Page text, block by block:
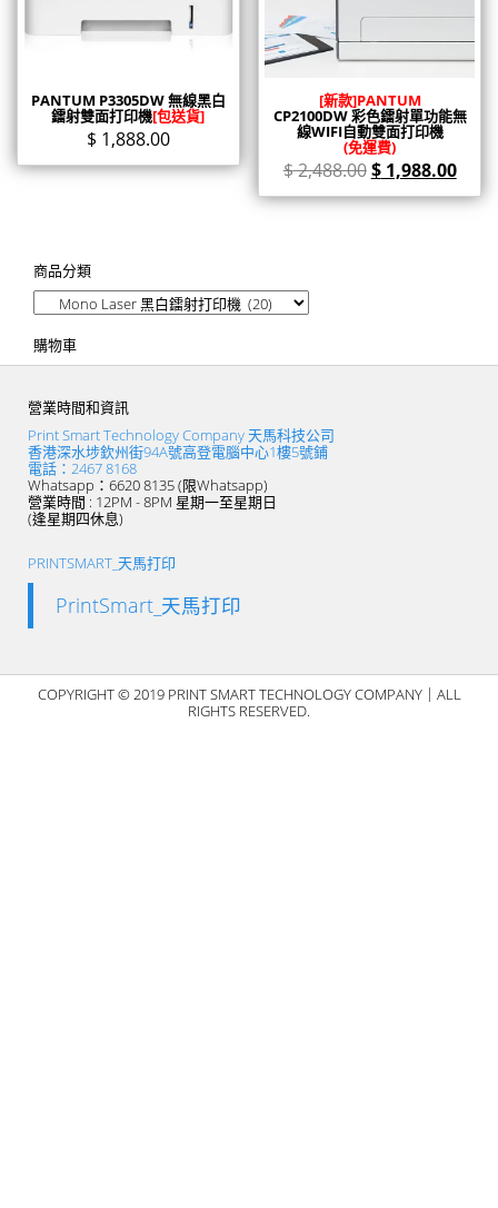
PANTUM P3305DW 無線黑白
鐳射雙面打印機[包送貨]
$ 1,888.00
[新款]PANTUM
CP2100DW 彩色鐳射單功能無
線WIFI自動雙面打印機
(免運費)
$2,488.00$1,988.00
商品分類
購物車
營業時間和資訊
Print Smart Technology Company 天馬科技公司
香港深水埗欽州街94A號高登電腦中心1樓5號鋪
電話：2467 8168
Whatsapp：6620 8135 (限Whatsapp)
營業時間 : 12PM - 8PM 星期一至星期日
(逢星期四休息)
PRINTSMART_天馬打印
PrintSmart_天馬打印
COPYRIGHT © 2019 PRINT SMART TECHNOLOGY COMPANY｜ALL
RIGHTS RESERVED.